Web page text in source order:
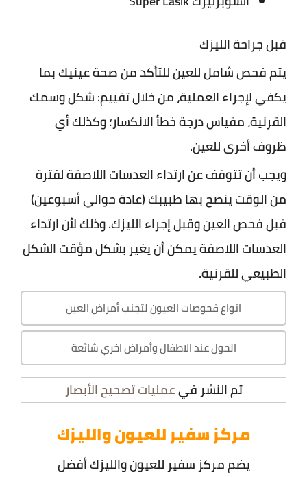
قبل جراحة الليزك
يتم فحص شامل للعين للتأكد من صحة عينيك بما
يكفي لإجراء العملية، من خلال تقييم: شكل وسمك
القرنية، مقياس درجة خطأ الانكسار؛ وكذلك أي
ظروف أخرى للعين.
ويجب أن تتوقف عن ارتداء العدسات اللاصقة لفترة
من الوقت ينصح بها طبيبك (عادة حوالي أسبوعين)
قبل فحص العين وقبل إجراء الليزك. وذلك لأن ارتداء
العدسات اللاصقة يمكن أن يغير بشكل مؤقت الشكل
الطبيعي للقرنية.
انواع فحوصات العيون لتجنب أمراض العين
الحول عند الاطفال وأمراض اخري شائعة
تم النشر فيعمليات تصحيح الأبصار
مركز سفير للعيون والليزك
يضم مركز سفير للعيون والليزك أفضل